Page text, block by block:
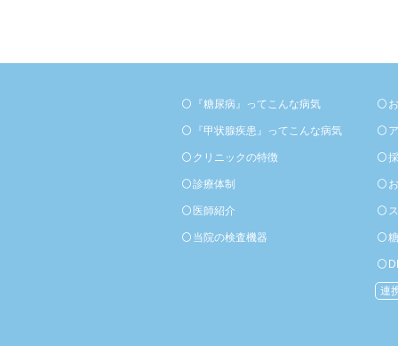
『糖尿病』ってこんな病気
『甲状腺疾患』ってこんな病気
クリニックの特徴
診療体制
医師紹介
当院の検査機器
連